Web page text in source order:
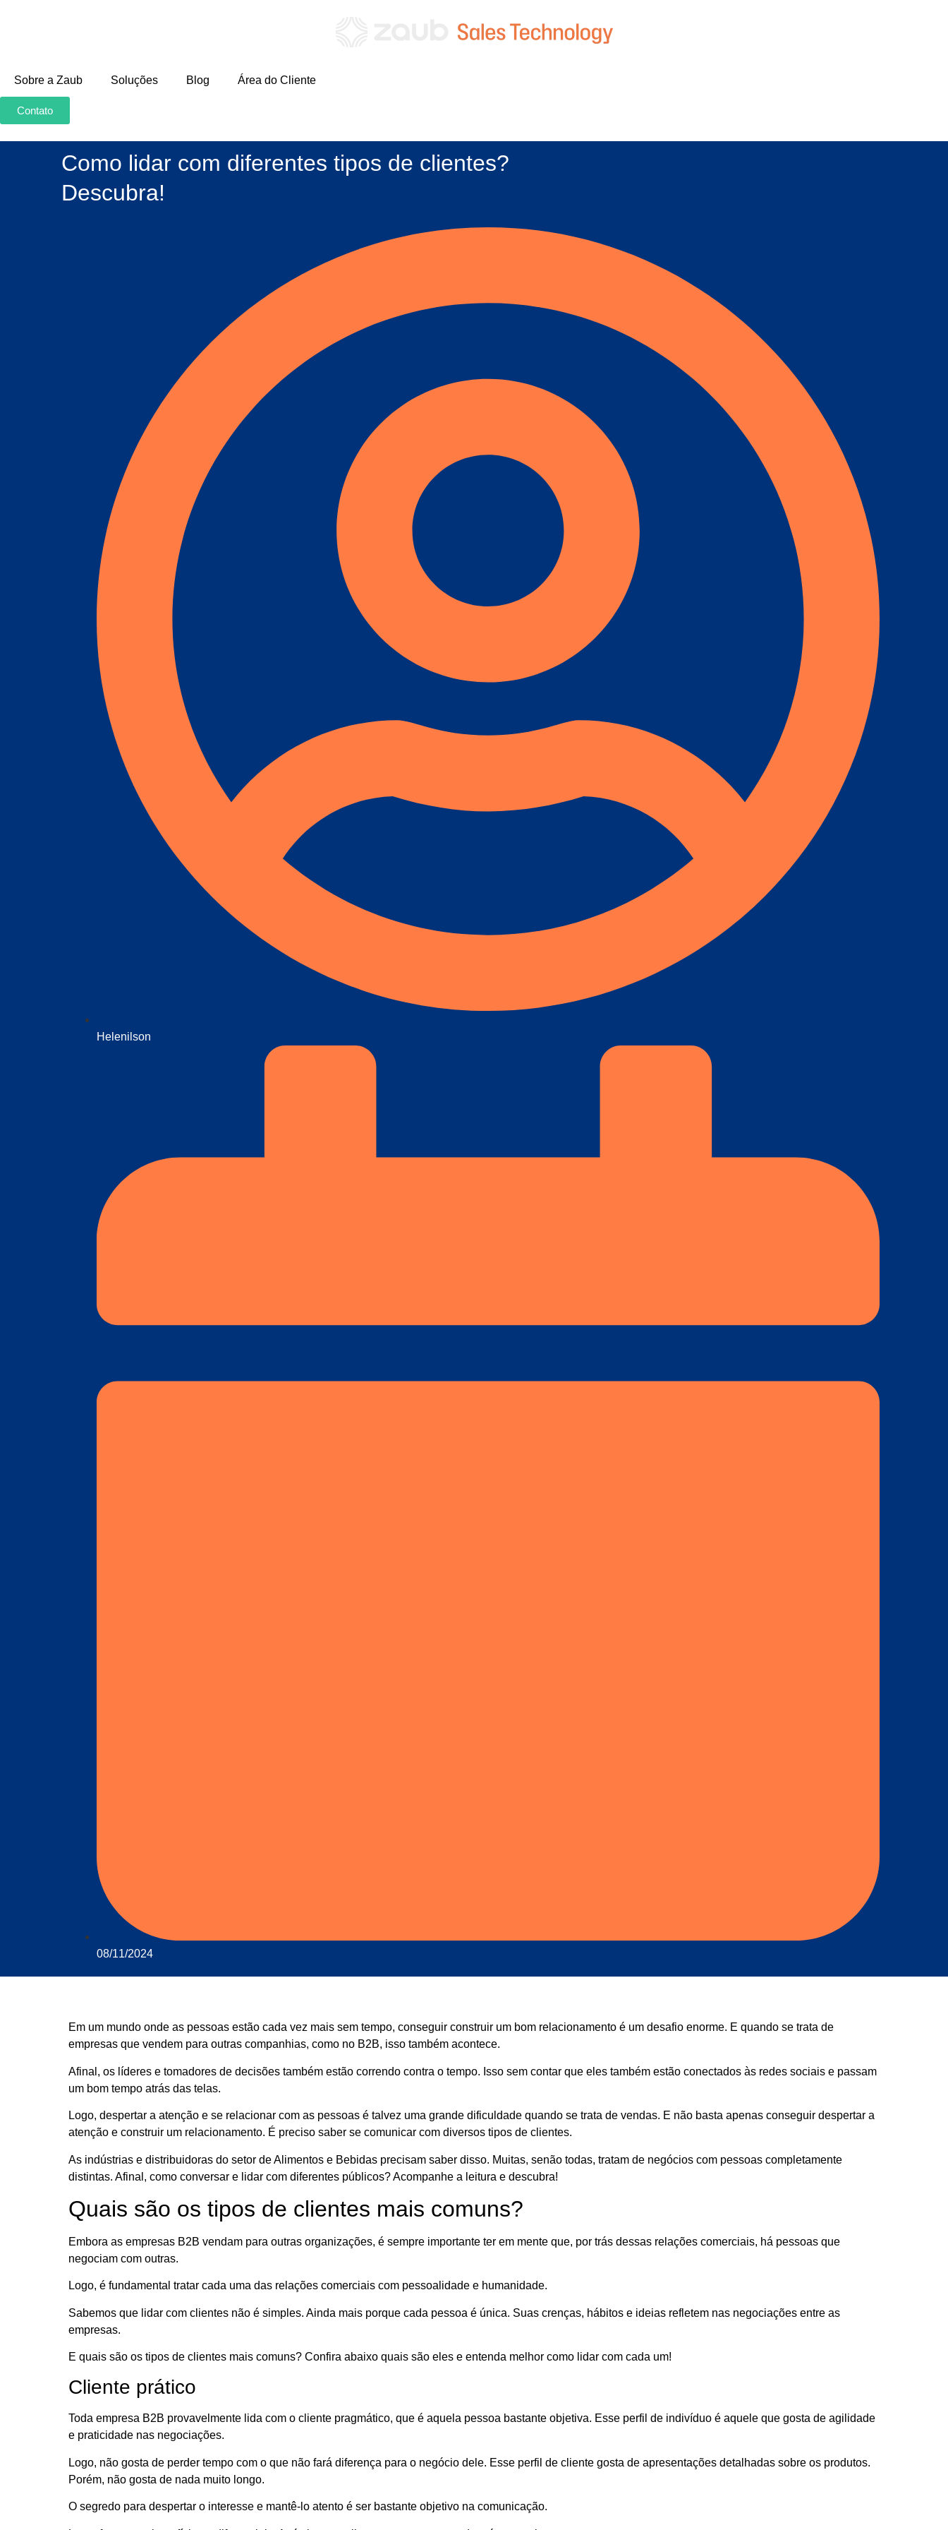
Sobre a Zaub Soluções Blog Área do Cliente
Contato
Como lidar com diferentes tipos de clientes?
Descubra!
Helenilson
08/11/2024
Em um mundo onde as pessoas estão cada vez mais sem tempo, conseguir construir um bom relacionamento é um desafio enorme. E quando se trata de
empresas que vendem para outras companhias, como no B2B, isso também acontece.
Afinal, os líderes e tomadores de decisões também estão correndo contra o tempo. Isso sem contar que eles também estão conectados às redes sociais e passam
um bom tempo atrás das telas.
Logo, despertar a atenção e se relacionar com as pessoas é talvez uma grande dificuldade quando se trata de vendas. E não basta apenas conseguir despertar a
atenção e construir um relacionamento. É preciso saber se comunicar com diversos tipos de clientes.
As indústrias e distribuidoras do setor de Alimentos e Bebidas precisam saber disso. Muitas, senão todas, tratam de negócios com pessoas completamente
distintas. Afinal, como conversar e lidar com diferentes públicos? Acompanhe a leitura e descubra!
Quais são os tipos de clientes mais comuns?
Embora as empresas B2B vendam para outras organizações, é sempre importante ter em mente que, por trás dessas relações comerciais, há pessoas que
negociam com outras.
Logo, é fundamental tratar cada uma das relações comerciais com pessoalidade e humanidade.
Sabemos que lidar com clientes não é simples. Ainda mais porque cada pessoa é única. Suas crenças, hábitos e ideias refletem nas negociações entre as
empresas.
E quais são os tipos de clientes mais comuns? Confira abaixo quais são eles e entenda melhor como lidar com cada um!
Cliente prático
Toda empresa B2B provavelmente lida com o cliente pragmático, que é aquela pessoa bastante objetiva. Esse perfil de indivíduo é aquele que gosta de agilidade
e praticidade nas negociações.
Logo, não gosta de perder tempo com o que não fará diferença para o negócio dele. Esse perfil de cliente gosta de apresentações detalhadas sobre os produtos.
Porém, não gosta de nada muito longo.
O segredo para despertar o interesse e mantê-lo atento é ser bastante objetivo na comunicação.